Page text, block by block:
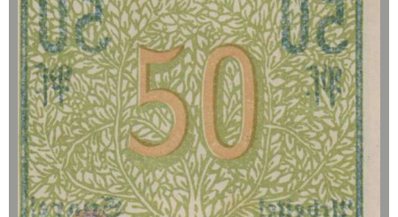
geht oder beschädigt wird.
Absolute Zuverlässigkeit:sowohl in
puncto Service als auch in der Qualität
unserer Banknoten
Möchten Sie Banknoten
verkaufen?
Dann sind Sie bei uns genau richtig
Senden Sie uns einfach ein
Übersichtsbild Ihrer Banknoten an
info@banknoten.de.
Ehrenfriedersdorf
Eichrodt-Wutha
Eilenburg
Einswarden
Eisbergen
Eisenach
Eisenberg
Eisfeld